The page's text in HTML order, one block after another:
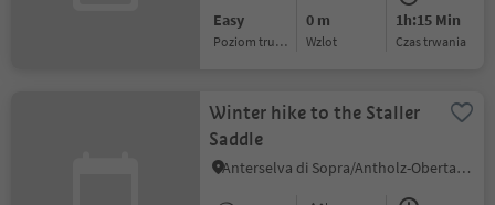
Easy
Poziom trudności
0 m
Wzlot
1h:15 Min
czas trwania
Winter hike to the Staller
Saddle
Anterselva di Sopra/Antholz-Obertal, Rasen-Antholz/Rasun Anterselva, Dolomites Region Kronplatz/Plan de Corones